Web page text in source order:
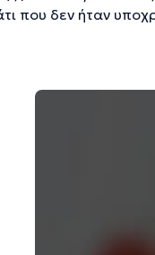
που δεν ήταν